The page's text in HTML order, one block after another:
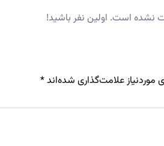
نشده است. اولین نفر باشید!
علامت‌گذاری شده‌اند*